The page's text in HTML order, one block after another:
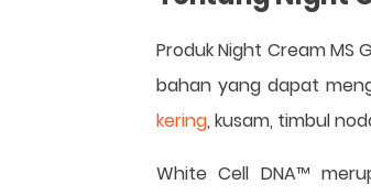
Produk Night Cream MS
bahan yang dapat
kering, kusam, timbul
White Cell DNA™